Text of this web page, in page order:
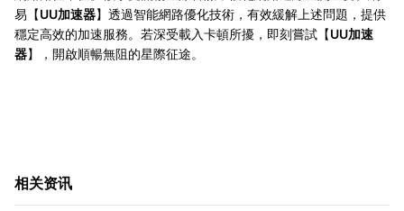
易【UU加速器】透過智能網路優化技術，有效緩解上述問題，提供
穩定高效的加速服務。若深受載入卡頓所擾，即刻嘗試【UU加速
器】，開啟順暢無阻的星際征途。
相关资讯